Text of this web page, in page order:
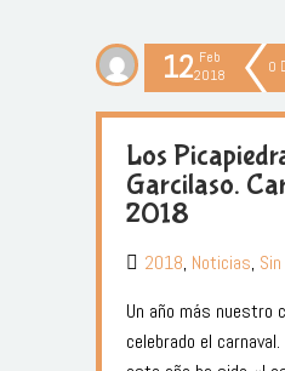
12 Feb
2018
0
Los
Garcilaso.
2018
2018, Noticias,
Un año más nuestro
celebrado el